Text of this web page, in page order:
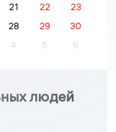
21 22
23
28 29
30
4 5 6
людей